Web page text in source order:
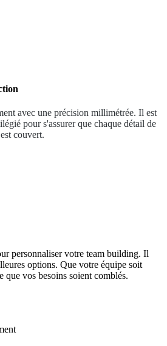
avec une précision millimétrée. Il est
pour s'assurer que chaque détail de
couvert.
personnaliser votre team building. Il
options. Que votre équipe soit
que vos besoins soient comblés.